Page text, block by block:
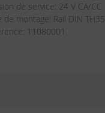
de service: 24 V CA/CC
de montage: Rail DIN TH35
11080001